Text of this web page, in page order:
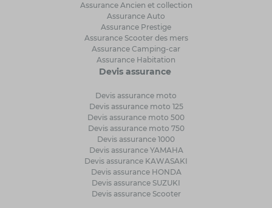
Assurance Ancien et collection
Assurance Auto
Assurance Prestige
Assurance Scooter des mers
Assurance Camping-car
Assurance Habitation
Devis assurance
Devis assurance moto
Devis assurance moto 125
Devis assurance moto 500
Devis assurance moto 750
Devis assurance 1000
Devis assurance YAMAHA
Devis assurance KAWASAKI
Devis assurance HONDA
Devis assurance SUZUKI
Devis assurance Scooter